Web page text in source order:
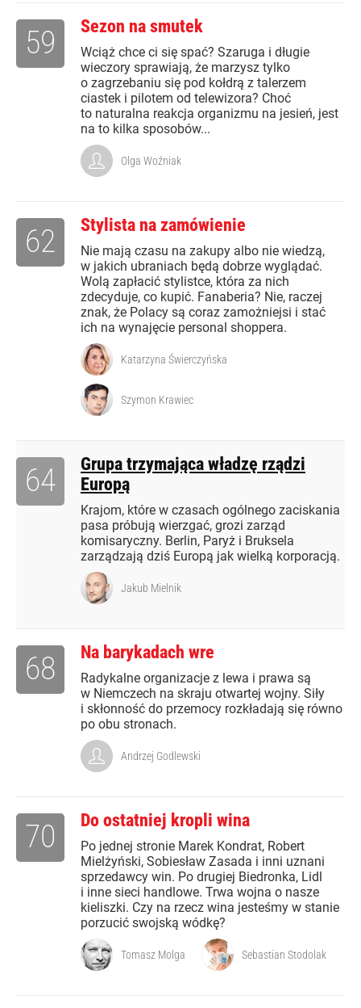
Sezon na smutek
Wciąż chce ci się spać? Szaruga i długie
wieczory sprawiają, że marzysz tylko
o zagrzebaniu się pod kołdrą z talerzem
ciastek i pilotem od telewizora? Choć
to naturalna reakcja organizmu na jesień, jest
na to kilka sposobów...
59
Olga Woźniak
Stylista na zamówienie
Nie mają czasu na zakupy albo nie wiedzą,
w jakich ubraniach będą dobrze wyglądać.
Wolą zapłacić stylistce, która za nich
zdecyduje, co kupić. Fanaberia? Nie, raczej
znak, że Polacy są coraz zamożniejsi i stać
ich na wynajęcie personal shoppera.
62
Katarzyna Świerczyńska
Szymon Krawiec
Grupa trzymająca władzę rządzi
Europą
Krajom, które w czasach ogólnego zaciskania
pasa próbują wierzgać, grozi zarząd
komisaryczny. Berlin, Paryż i Bruksela
zarządzają dziś Europą jak wielką korporacją.
64
Jakub Mielnik
Na barykadach wre
Radykalne organizacje z lewa i prawa są
w Niemczech na skraju otwartej wojny. Siły
i skłonność do przemocy rozkładają się równo
po obu stronach.
68
Andrzej Godlewski
Do ostatniej kropli wina
Po jednej stronie Marek Kondrat, Robert
Mielżyński, Sobiesław Zasada i inni uznani
sprzedawcy win. Po drugiej Biedronka, Lidl
i inne sieci handlowe. Trwa wojna o nasze
kieliszki. Czy na rzecz wina jesteśmy w stanie
porzucić swojską wódkę?
70
Tomasz Molga Sebastian Stodolak